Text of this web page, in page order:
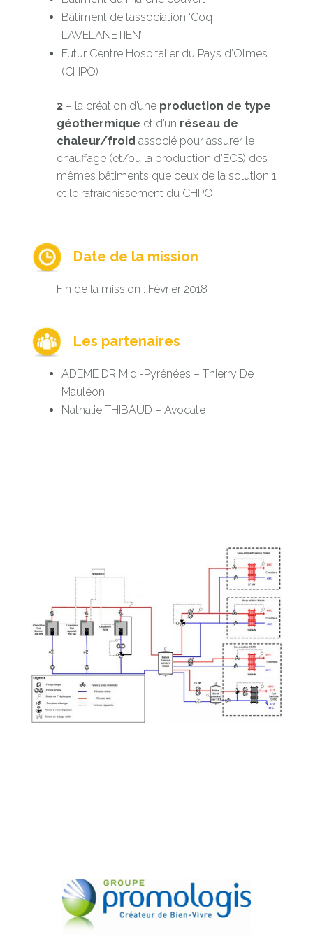
Bâtiment de l’association ‘Coq
LAVELANETIEN’
Futur Centre Hospitalier du Pays d’Olmes
(CHPO)
2 – la création d’une production de type
géothermique et d’un réseau de
chaleur/froid associé pour assurer le
chauffage (et/ou la production d’ECS) des
mêmes bâtiments que ceux de la solution 1
et le rafraîchissement du CHPO.
Date de la mission
Fin de la mission : Février 2018
Les partenaires
ADEME DR Midi-Pyrénées – Thierry De
Mauléon
Nathalie THIBAUD – Avocate